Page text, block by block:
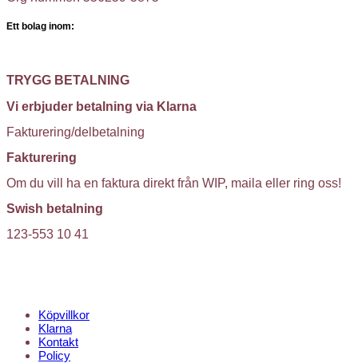
Ett bolag inom:
TRYGG BETALNING
Vi erbjuder betalning via Klarna
Fakturering/delbetalning
Fakturering
Om du vill ha en faktura direkt från WIP, maila eller ring oss!
Swish betalning
123-553 10 41
Köpvillkor
Klarna
Kontakt
Policy